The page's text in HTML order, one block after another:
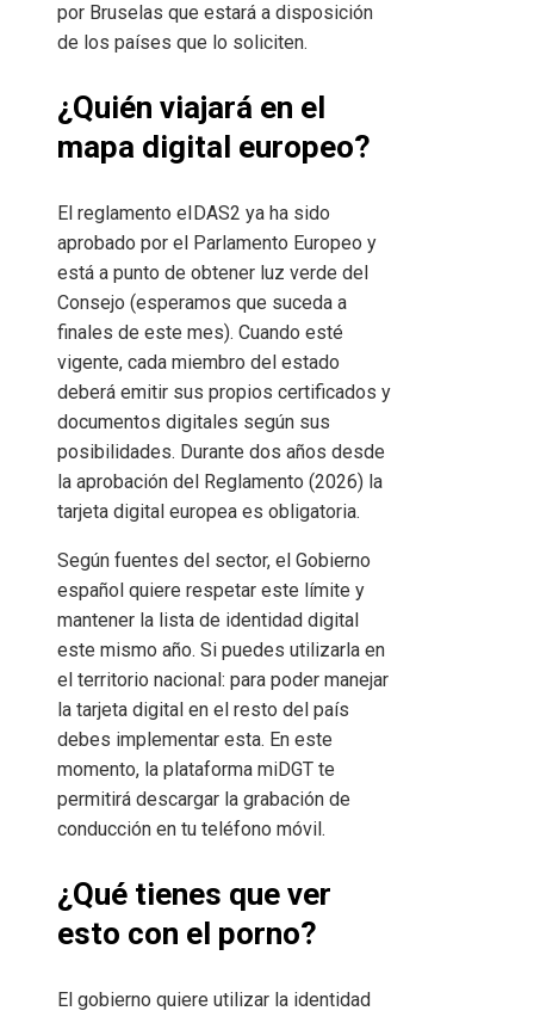
por Bruselas que estará a disposición
de los países que lo soliciten.
¿Quién viajará en el
mapa digital europeo?
El reglamento eIDAS2 ya ha sido
aprobado por el Parlamento Europeo y
está a punto de obtener luz verde del
Consejo (esperamos que suceda a
finales de este mes). Cuando esté
vigente, cada miembro del estado
deberá emitir sus propios certificados y
documentos digitales según sus
posibilidades. Durante dos años desde
la aprobación del Reglamento (2026) la
tarjeta digital europea es obligatoria.
Según fuentes del sector, el Gobierno
español quiere respetar este límite y
mantener la lista de identidad digital
este mismo año. Si puedes utilizarla en
el territorio nacional: para poder manejar
la tarjeta digital en el resto del país
debes implementar esta. En este
momento, la plataforma miDGT te
permitirá descargar la grabación de
conducción en tu teléfono móvil.
¿Qué tienes que ver
esto con el porno?
El gobierno quiere utilizar la identidad